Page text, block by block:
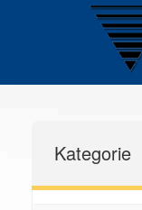
Kategorie